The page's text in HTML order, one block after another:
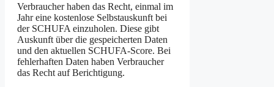
Verbraucher haben das Recht, einmal im
Jahr eine kostenlose Selbstauskunft bei
der SCHUFA einzuholen. Diese gibt
Auskunft über die gespeicherten Daten
und den aktuellen SCHUFA-Score. Bei
fehlerhaften Daten haben Verbraucher
das Recht auf Berichtigung.